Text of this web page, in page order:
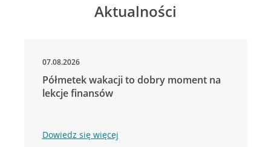
Aktualności
07.08.2026
Półmetek wakacji to dobry moment na
lekcje finansów
Dowiedz się więcej